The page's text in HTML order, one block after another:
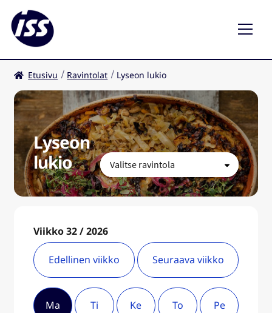
Ravintolat
Kahvilat
FI
Etusivu Ravintolat Lyseon lukio
Lyseon
lukio
Viikko 32 / 2026
Edellinen viikko
Ma Ti Ke To Pe
Seuraava viikko